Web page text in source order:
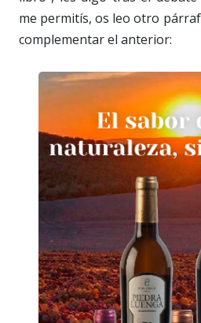
me permitís, os leo otro
complementar el anterior: